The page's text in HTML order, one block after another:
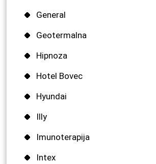
General
Geotermalna
Hipnoza
Hotel Bovec
Hyundai
Illy
Imunoterapija
Intex